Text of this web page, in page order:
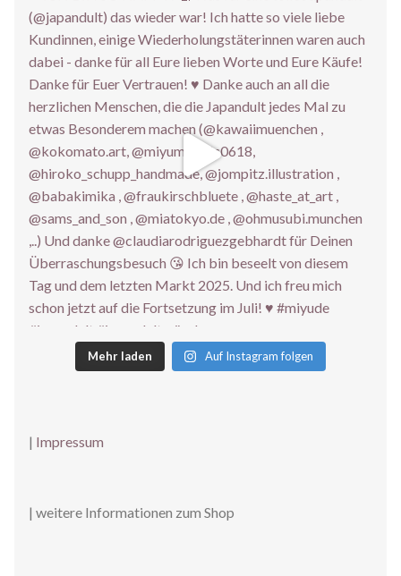
Mehr laden Auf Instagram folgen
| Impressum
| weitere Informationen zum Shop